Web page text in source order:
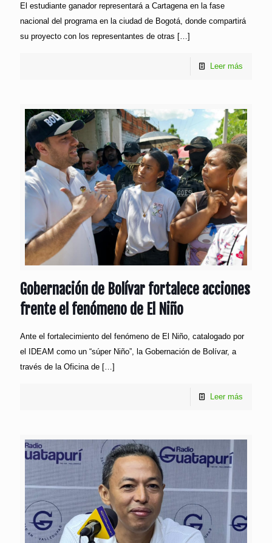
El estudiante ganador representará a Cartagena en la fase
nacional del programa en la ciudad de Bogotá, donde compartirá
su proyecto con los representantes de otras […]
Leer más
Gobernación de Bolívar fortalece acciones
frente el fenómeno de El Niño
Ante el fortalecimiento del fenómeno de El Niño, catalogado por
el IDEAM como un “súper Niño”, la Gobernación de Bolívar, a
través de la Oficina de […]
Leer más